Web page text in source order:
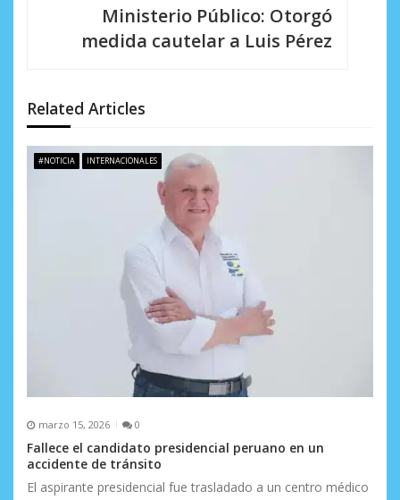
ó
n
a
s
Ministerio Público: Otorgó
medida cautelar a Luis Pérez
Related Articles
#NOTICIA INTERNACIONALES
marzo 15, 2026 0
Fallece el candidato presidencial peruano en un
accidente de tránsito
El aspirante presidencial fue trasladado a un centro médico